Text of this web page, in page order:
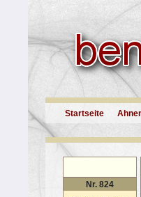
Startseite
Nr. 824